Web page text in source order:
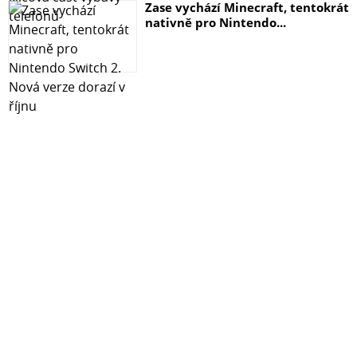
Zase vychází Minecraft, tentokrát
nativně pro Nintendo...